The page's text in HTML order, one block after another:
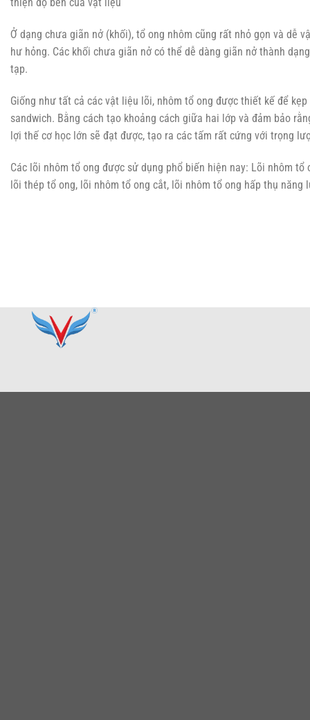
Ở dạng chưa giãn nở (khối), tổ ong nhôm cũng rất nhỏ gọn và dễ
hư hỏng. Các khối chưa giãn nở có thể dễ dàng giãn nở thành
tạp.
Giống như tất cả các vật liệu lõi, nhôm tổ ong được thiết kế để
sandwich. Bằng cách tạo khoảng cách giữa hai lớp và đảm bảo
lợi thế cơ học lớn sẽ đạt được, tạo ra các tấm rất cứng với trọng
Các lõi nhôm tổ ong được sử dụng phổ biến hiện nay: Lõi nhôm
lõi thép tổ ong, lõi nhôm tổ ong cắt, lõi nhôm tổ ong hấp thụ năng